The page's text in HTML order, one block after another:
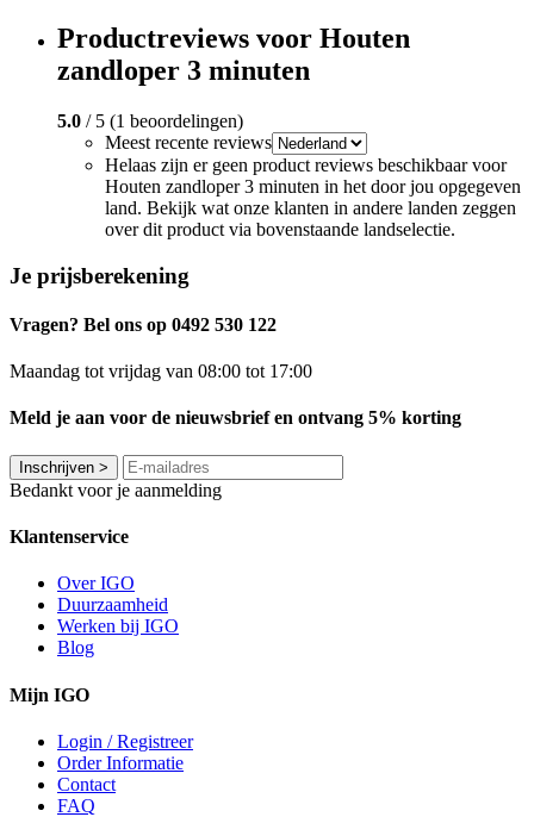
Productreviews voor Houten
zandloper 3 minuten
5.0 / 5 (1 beoordelingen)
Meest recente reviews
Helaas zijn er geen product reviews beschikbaar voor
Houten zandloper 3 minuten in het door jou opgegeven
land. Bekijk wat onze klanten in andere landen zeggen
over dit product via bovenstaande landselectie.
Je prijsberekening
Vragen? Bel ons op 0492 530 122
Maandag tot vrijdag van 08:00 tot 17:00
Meld je aan voor de nieuwsbrief en ontvang 5% korting
Inschrijven >
Bedankt voor je aanmelding
Klantenservice
Over IGO
Duurzaamheid
Werken bij IGO
Blog
Mijn IGO
Login / Registreer
Order Informatie
Contact
FAQ